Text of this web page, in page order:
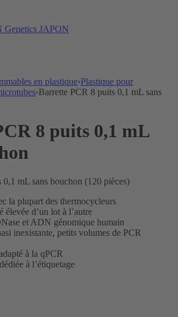
Genetics JAPON
en plastique›Plastique pour
›Barrette PCR 8 puits 0,1 mL sans
8 puits 0,1 mL
0,1 mL sans bouchon (120 pièces)
la plupart des thermocycleurs
élevée d’un lot à l’autre
et ADN génomique humain
inexistante, petits volumes de PCR
à la qPCR
à l’étiquetage